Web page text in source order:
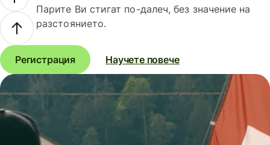
Парите Ви стигат по-далеч, без значение на
разстоянието.
Регистрация Научете повече